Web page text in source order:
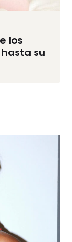
los
su